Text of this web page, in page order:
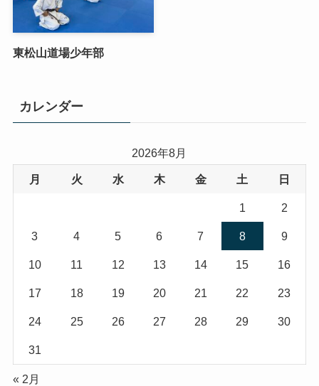
東松山道場少年部
カレンダー
2026年8月
月 火 水 木 金 土 日
1 2
3 4 5 6 7 8 9
10 11 12 13 14 15 16
17 18 19 20 21 22 23
24 25 26 27 28 29 30
31
« 2月